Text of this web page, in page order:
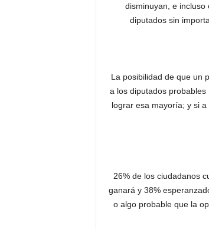
disminuyan, e
diputados sin
La posibilidad de que un
a los diputados
lograr esa mayoría; y si
26% de los ciudadanos
ganará y 38%
o algo probable que la